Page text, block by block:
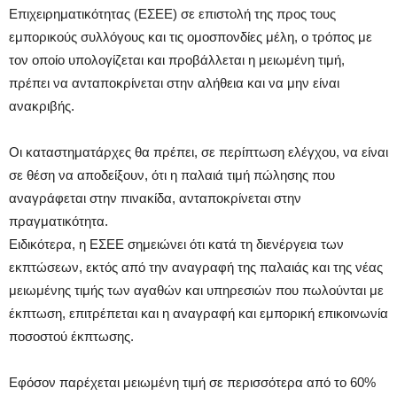
Επιχειρηματικότητας (ΕΣΕΕ) σε επιστολή της προς τους
εμπορικούς συλλόγους και τις ομοσπονδίες μέλη, ο τρόπος με
τον οποίο υπολογίζεται και προβάλλεται η μειωμένη τιμή,
πρέπει να ανταποκρίνεται στην αλήθεια και να μην είναι
ανακριβής.
Οι καταστηματάρχες θα πρέπει, σε περίπτωση ελέγχου, να είναι
σε θέση να αποδείξουν, ότι η παλαιά τιμή πώλησης που
αναγράφεται στην πινακίδα, ανταποκρίνεται στην
πραγματικότητα.
Ειδικότερα, η ΕΣΕΕ σημειώνει ότι κατά τη διενέργεια των
εκπτώσεων, εκτός από την αναγραφή της παλαιάς και της νέας
μειωμένης τιμής των αγαθών και υπηρεσιών που πωλούνται με
έκπτωση, επιτρέπεται και η αναγραφή και εμπορική επικοινωνία
ποσοστού έκπτωσης.
Εφόσον παρέχεται μειωμένη τιμή σε περισσότερα από το 60%